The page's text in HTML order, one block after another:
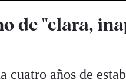
de "clara,
cuatro años de